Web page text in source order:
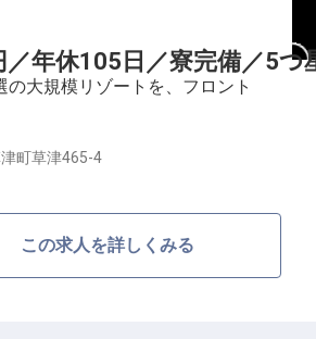
可能。窓口での接客から運営
リアアップ制度を活用して、
年休105日／寮完備／5つ
大規模リゾートを、フロント
に、他セクションと連携し現
町草津465-4
この求人を詳しくみる